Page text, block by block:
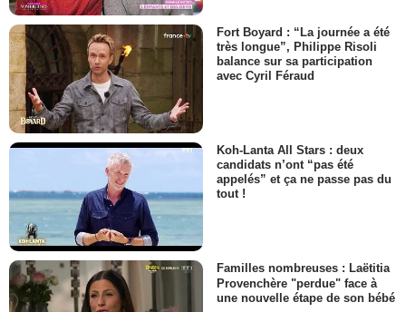
Fort Boyard : “La journée a été
très longue”, Philippe Risoli
balance sur sa participation
avec Cyril Féraud
Koh-Lanta All Stars : deux
candidats n’ont “pas été
appelés” et ça ne passe pas du
tout !
Familles nombreuses : Laëtitia
Provenchère "perdue" face à
une nouvelle étape de son bébé